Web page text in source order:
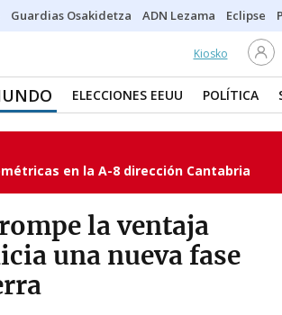
Guardias Osakidetza ADN Lezama Eclipse
Kiosko
ELECCIONES EEUU POLÍTICA
en la A-8 dirección Cantabria
la ventaja
una nueva fase